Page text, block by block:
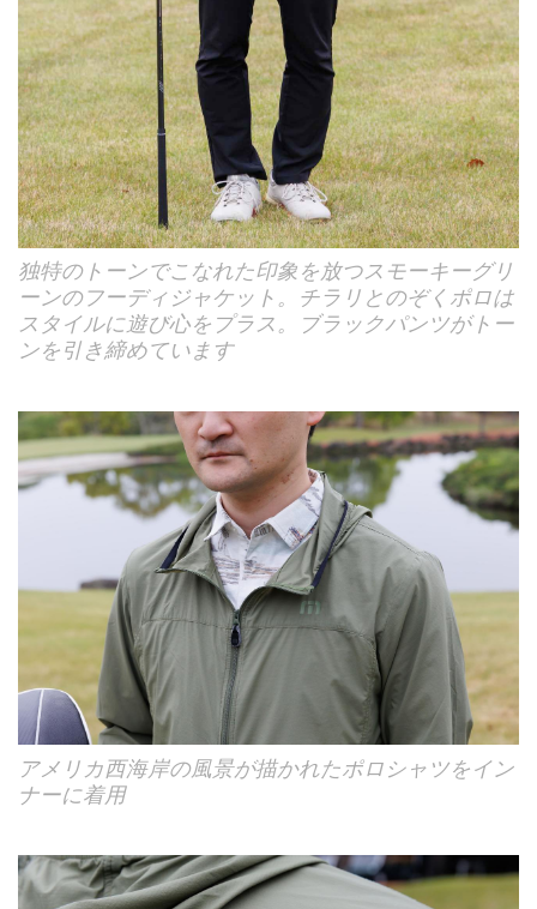
独特のトーンでこなれた印象を放つスモーキーグリ
ーンのフーディジャケット。チラリとのぞくポロは
スタイルに遊び心をプラス。ブラックパンツがトー
ンを引き締めています
アメリカ西海岸の風景が描かれたポロシャツをイン
ナーに着用